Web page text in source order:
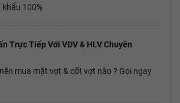
100%
Trực Tiếp Với VĐV & HLV Chuyên
mua mặt vợt & cốt vợt nào ? Gọi ngay